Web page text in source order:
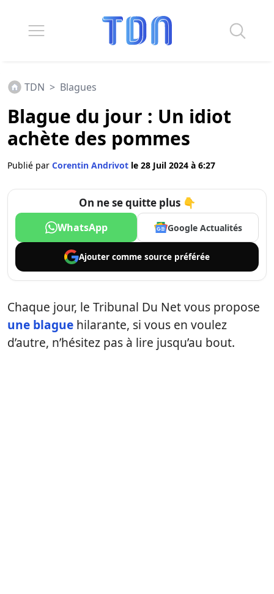
TDN > Blagues
Blague du jour : Un idiot
achète des pommes
Publié par Corentin Andrivot le 28 Juil 2024 à 6:27
On ne se quitte plus 👇
WhatsApp Google Actualités
Ajouter comme source préférée
Chaque jour, le Tribunal Du Net vous propose
une blague hilarante, si vous en voulez
d’autre, n’hésitez pas à lire jusqu’au bout.